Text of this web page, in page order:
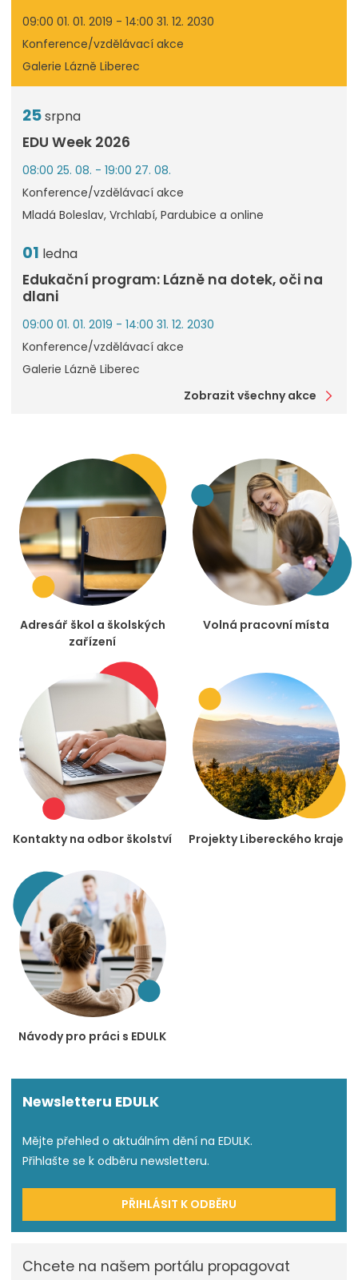
09:00 01. 01. 2019 - 14:00 31. 12. 2030
Konference/vzdělávací akce
Galerie Lázně Liberec
25srpna
EDU Week 2026
08:00 25. 08. - 19:00 27. 08.
Konference/vzdělávací akce
Mladá Boleslav, Vrchlabí, Pardubice a online
01 ledna
Edukační program: Lázně na dotek, oči na
dlani
09:00 01. 01. 2019 - 14:00 31. 12. 2030
Konference/vzdělávací akce
Galerie Lázně Liberec
Zobrazit všechny akce
Adresář škol a školských
zařízení
Volná pracovní místa
Kontakty na odbor školství Projekty Libereckého kraje
Návody pro práci s EDULK
Newsletteru EDULK
Mějte přehled o aktuálním dění na EDULK.
Přihlašte se k odběru newsletteru.
PŘIHLÁSIT K ODBĚRU
Chcete na našem portálu propagovat